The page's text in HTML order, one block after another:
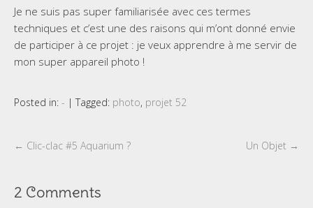
Je ne suis pas super familiarisée avec ces termes
techniques et c’est une des raisons qui m’ont donné envie
de participer à ce projet : je veux apprendre à me servir de
mon super appareil photo !
Posted in: - | Tagged: photo, projet 52
← Clic-clac #5 Aquarium ? Un Objet →
2 Comments